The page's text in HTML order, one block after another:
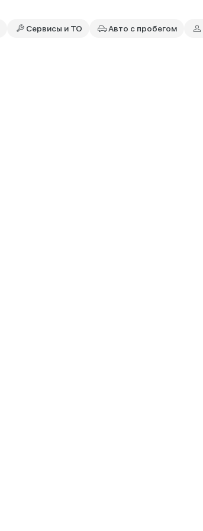
Сервисы и ТО Авто с пробегом